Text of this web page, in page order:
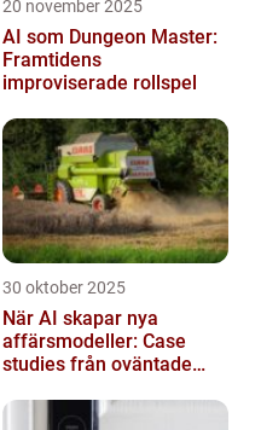
20 november 2025
AI som Dungeon Master:
Framtidens
improviserade rollspel
30 oktober 2025
När AI skapar nya
affärsmodeller: Case
studies från oväntade